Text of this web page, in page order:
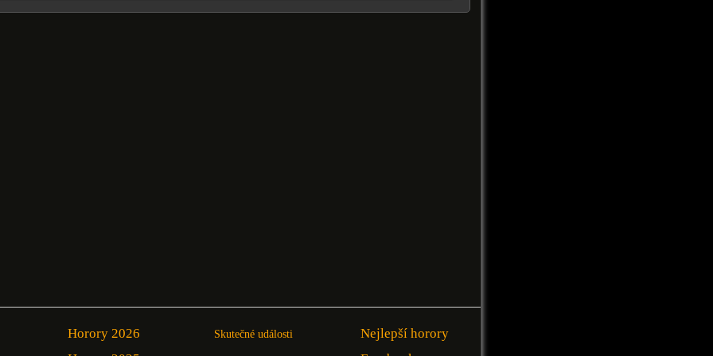
Horory 2026
Skutečné události
Nejlepší horory